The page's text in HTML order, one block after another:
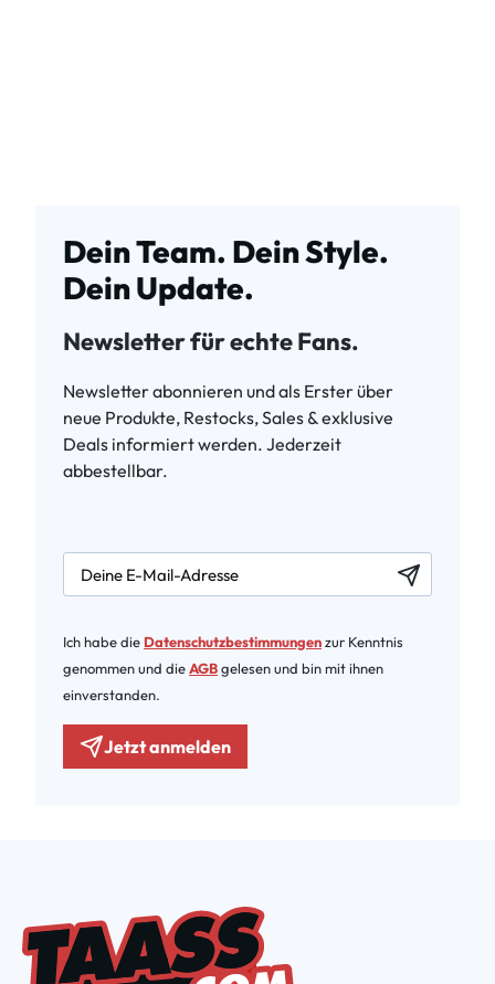
Dein Team. Dein Style.
Dein Update.
Newsletter für echte Fans.
Newsletter abonnieren und als Erster über
neue Produkte, Restocks, Sales & exklusive
Deals informiert werden. Jederzeit
abbestellbar.
newsletter.labelEmail
Ich habe die Datenschutzbestimmungenzur Kenntnis
genommen und dieAGBgelesen und bin mit ihnen
einverstanden.
Jetzt anmelden